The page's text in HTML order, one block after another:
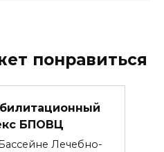
понравиться
БПОВЦ
Лечебно-